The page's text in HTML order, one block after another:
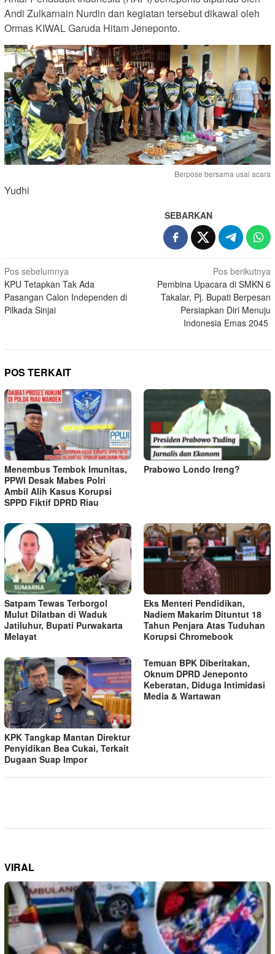
Andi Zulkarnain Nurdin dan kegiatan tersebut dikawal oleh
Ormas KIWAL Garuda Hitam Jeneponto.
Berpose bersama usai acara
Yudhi
SEBARKAN
Navigasi
pos
Pos sebelumnya
KPU Tetapkan Tak Ada
Pasangan Calon Independen di
Pilkada Sinjai
Pos berikutnya
Pembina Upacara di SMKN 6
Takalar, Pj. Bupati Berpesan
Persiapkan Diri Menuju
Indonesia Emas 2045
POS TERKAIT
Menembus Tembok Imunitas,
PPWI Desak Mabes Polri
Ambil Alih Kasus Korupsi
SPPD Fiktif DPRD Riau
Prabowo Londo Ireng?
Satpam Tewas Terborgol
Mulut Dilatban di Waduk
Jatiluhur, Bupati Purwakarta
Melayat
Eks Menteri Pendidikan,
Nadiem Makarim Dituntut 18
Tahun Penjara Atas Tuduhan
Korupsi Chromebook
KPK Tangkap Mantan Direktur
Penyidikan Bea Cukai, Terkait
Dugaan Suap Impor
Temuan BPK Diberitakan,
Oknum DPRD Jeneponto
Keberatan, Diduga Intimidasi
Media & Wartawan
VIRAL